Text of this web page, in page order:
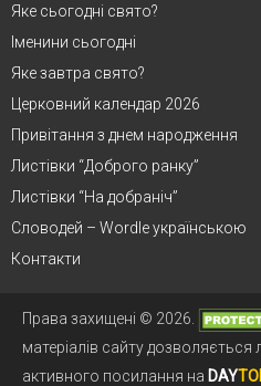
Яке сьогодні свято?
Іменини сьогодні
Яке завтра свято?
Церковний календар 2026
Привітання з днем народження
Листівки “Доброго ранку”
Листівки “На добраніч”
Словодей – Wordle українською
Контакти
Права захищені © 2026.
матеріалів сайту дозволяється
активного посилання на DAY